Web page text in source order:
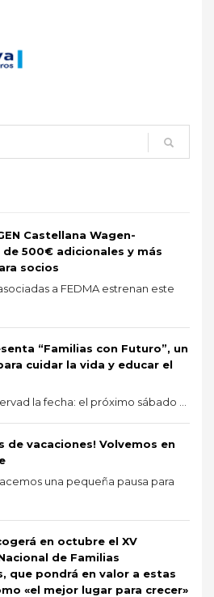
Castellana Wagen-
500€ adicionales y más
socios
a FEDMA estrenan este
“Familias con Futuro”, un
cuidar la vida y educar el
la fecha: el próximo sábado ...
de vacaciones! Volvemos en
una pequeña pausa para
en octubre el XV
de Familias
que pondrá en valor a estas
«el mejor lugar para crecer»